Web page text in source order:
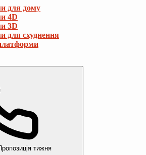
для дому
4D
3D
для схуднення
тижня